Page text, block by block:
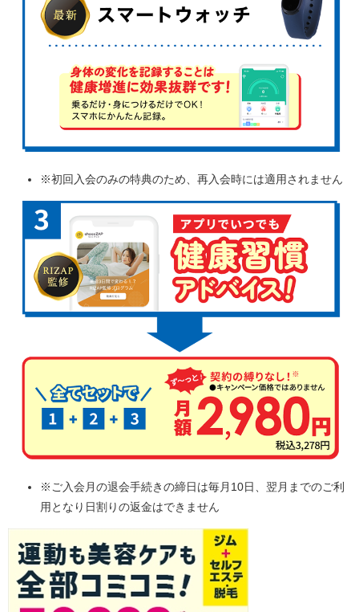
※初回入会のみの特典のため、再入会時には適用されません
※ご入会月の退会手続きの締日は毎月10日、翌月までのご利
用となり日割りの返金はできません